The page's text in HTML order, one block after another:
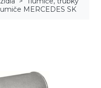
MERCEDES SK